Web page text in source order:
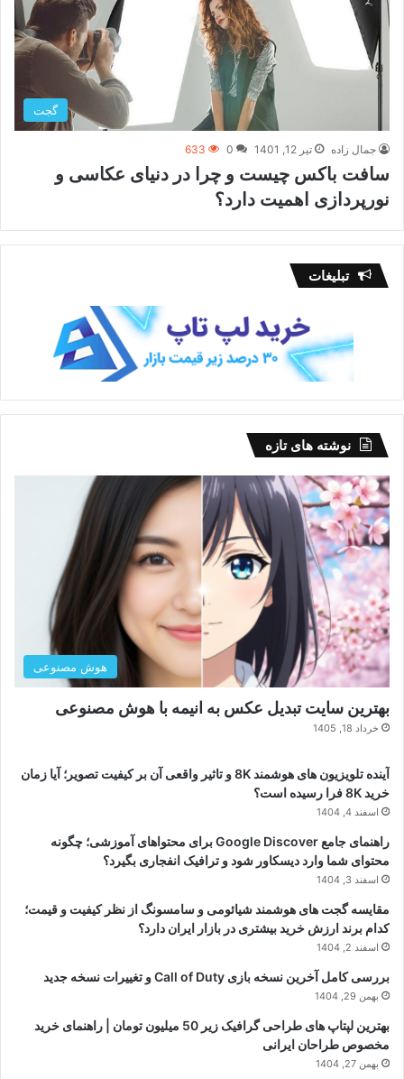
گجت
جمال زاده تیر 12, 1401 0
633
سافت باکس چیست و چرا در دنیای عکاسی و
نورپردازی اهمیت دارد؟
تبلیغات
نوشته های تازه
هوش مصنوعی
بهترین سایت تبدیل عکس به انیمه با هوش مصنوعی
خرداد 18, 1405
آینده تلویزیون های هوشمند 8K و تاثیر واقعی آن بر کیفیت تصویر؛ آیا زمان
خرید 8K فرا رسیده است؟
اسفند 4, 1404
راهنمای جامع Google Discover برای محتواهای آموزشی؛ چگونه
محتوای شما وارد دیسکاور شود و ترافیک انفجاری بگیرد؟
اسفند 3, 1404
مقایسه گجت های هوشمند شیائومی و سامسونگ از نظر کیفیت و قیمت؛
کدام برند ارزش خرید بیشتری در بازار ایران دارد؟
اسفند 2, 1404
بررسی کامل آخرین نسخه بازی Call of Duty و تغییرات نسخه جدید
بهمن 29, 1404
بهترین لپتاپ های طراحی گرافیک زیر 50 میلیون تومان | راهنمای خرید
مخصوص طراحان ایرانی
بهمن 27, 1404